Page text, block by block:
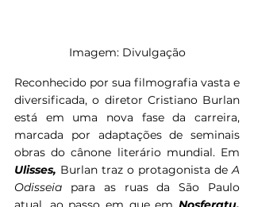
Imagem: Divulgação
Reconhecido por sua filmografia vasta e
diversificada, o diretor Cristiano Burlan
está em uma nova fase da carreira,
marcada por adaptações de seminais
Ulisses, Burlan traz o protagonista de A
Odisseia para as ruas da São Paulo